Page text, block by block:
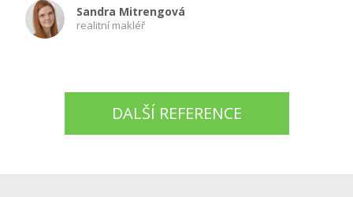
Sandra Mitrengová
realitní makléř
DALŠÍ REFERENCE